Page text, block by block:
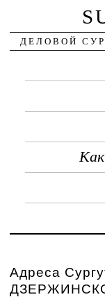
ДЕЛОВОЙ
Адреса